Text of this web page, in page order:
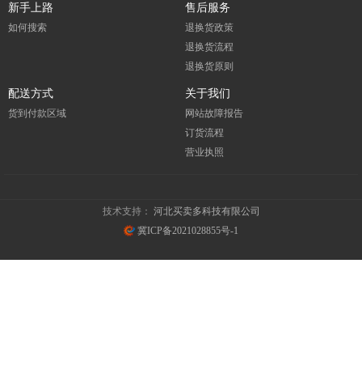
新手上路
如何搜索
售后服务
退换货政策
退换货流程
退换货原则
配送方式
货到付款区域
关于我们
网站故障报告
订货流程
营业执照
技术支持： 河北买卖多科技有限公司
冀ICP备2021028855号-1